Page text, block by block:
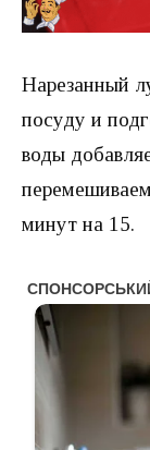
Нарезанный
посуду и
воды
минут на 15.